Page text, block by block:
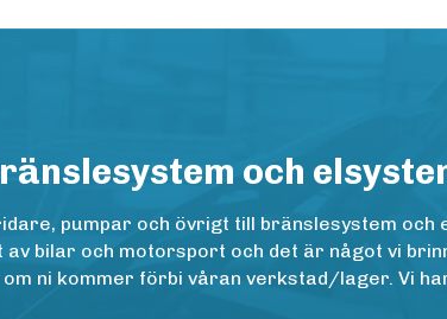
och
pumpar och övrigt till bränslesystem och
bilar och motorsport och det är något vi
ni kommer förbi våran verkstad/lager. Vi